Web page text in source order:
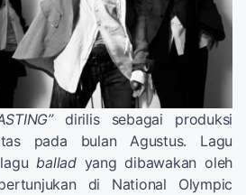
dirilis sebagai produksi
pada bulan Agustus. Lagu
balladyang dibawakan oleh
di National Olympic